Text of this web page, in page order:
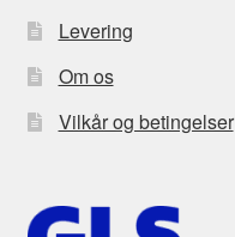
Levering
Om os
Vilkår og betingelser